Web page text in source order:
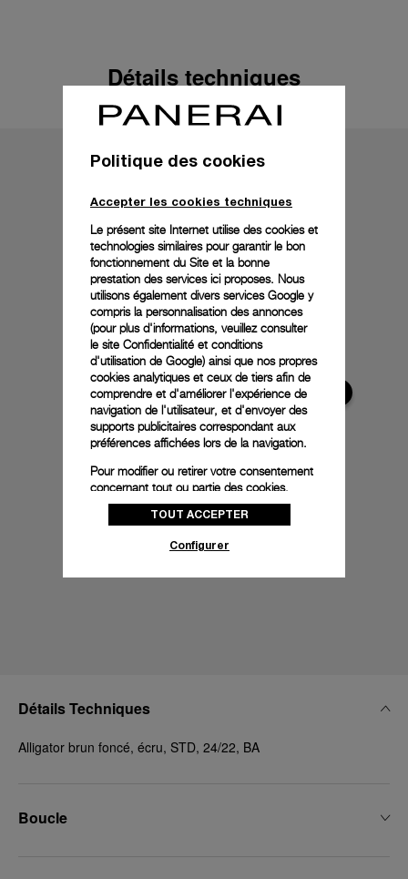
Détails techniques
Détails Techniques
Alligator brun foncé, écru, STD, 24/22, BA
Boucle
Politique des cookies
Accepter les cookies techniques
Le présent site Internet utilise des cookies et
technologies similaires pour garantir le bon
fonctionnement du Site et la bonne
prestation des services ici proposes. Nous
utilisons également divers services Google y
compris la personnalisation des annonces
(pour plus d'informations, veuillez consulter
le site Confidentialité et conditions
d'utilisation de Google) ainsi que nos propres
cookies analytiques et ceux de tiers afin de
comprendre et d'améliorer l'expérience de
navigation de l'utilisateur, et d'envoyer des
supports publicitaires correspondant aux
préférences affichées lors de la navigation.
Pour modifier ou retirer votre consentement
concernant tout ou partie des cookies,
cliquez sur « Configurer » ou consultez notre
politique des cookiespour obtenir plus
donnez votre consentement pour l’utilisation
TOUT ACCEPTER
Configurer